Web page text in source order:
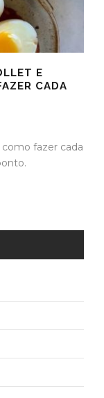
E
CADA
fazer cada